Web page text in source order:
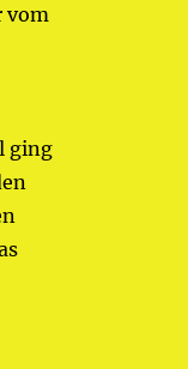
vom
ging